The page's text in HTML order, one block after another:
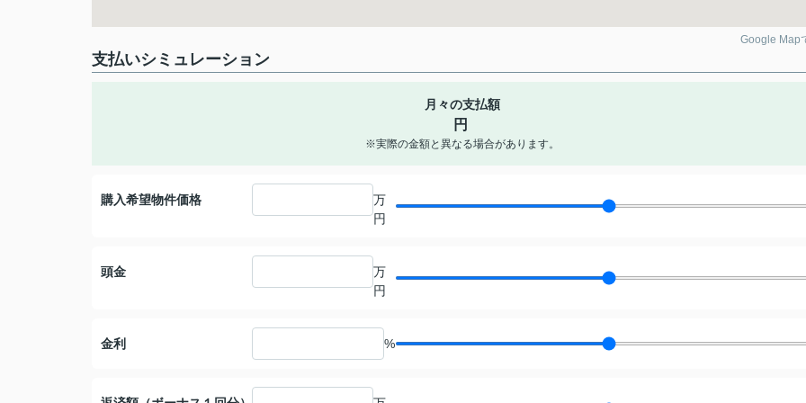
Google Map
支払いシミュレーション
月々の支払額
円
※実際の金額と異なる場合があります。
購入希望物件価格
万
円
頭金
万
円
金利 %